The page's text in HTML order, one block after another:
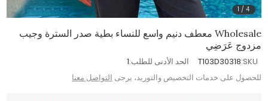
1 /4
Wholesale معطف دنيم واسع للنساء بطية صدر السترة وجيب
مزدوج عَرَضِي
SKU:
T103D30318 الحد الأدنى للطلب:1
للحصول على خدمات التخصيص والتوريد، يرجى التواصل معنا